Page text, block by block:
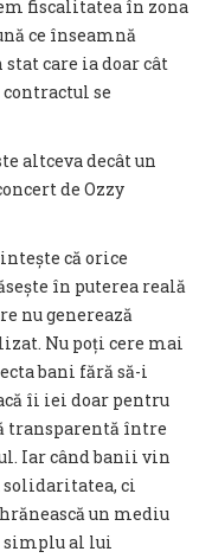
fiscalitatea în zona
ce înseamnă
stat care ia doar cât
se
altceva decât un
de Ozzy
că orice
în puterea reală
nu generează
Nu poți cere mai
bani fără să-i
îi iei doar pentru
transparentă între
Iar când banii vin
solidaritatea, ci
un mediu
simplu al lui